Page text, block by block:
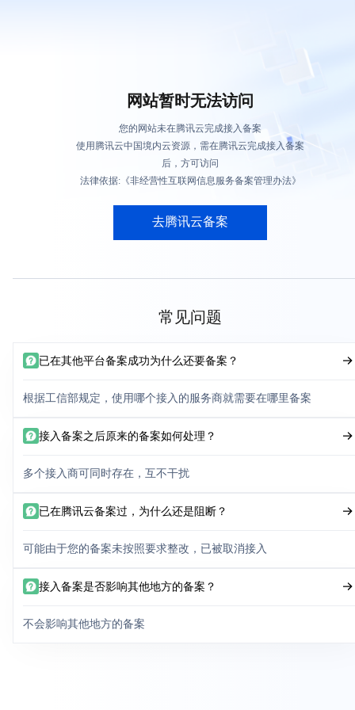
网站暂时无法访问
您的网站未在腾讯云完成接入备案
使用腾讯云中国境内云资源，需在腾讯云完成接入备案
后，方可访问
法律依据:《非经营性互联网信息服务备案管理办法》
去腾讯云备案
常见问题
已在其他平台备案成功为什么还要备案？
根据工信部规定，使用哪个接入的服务商就需要在哪里备案
接入备案之后原来的备案如何处理？
多个接入商可同时存在，互不干扰
已在腾讯云备案过，为什么还是阻断？
可能由于您的备案未按照要求整改，已被取消接入
接入备案是否影响其他地方的备案？
不会影响其他地方的备案